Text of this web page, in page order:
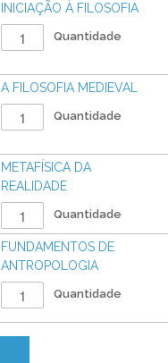
INICIAÇÃO À FILOSOFIA
Quantidade
A FILOSOFIA MEDIEVAL
Quantidade
METAFÍSICA DA
REALIDADE
Quantidade
FUNDAMENTOS DE
ANTROPOLOGIA
Quantidade